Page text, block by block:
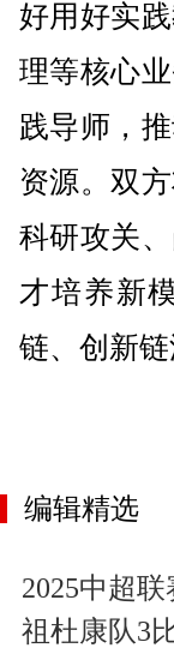
好用好实
理等核心
践导师，
资源。双
科研攻关
才培养新
链、创新链
编辑精选
2025中超
祖杜康队3